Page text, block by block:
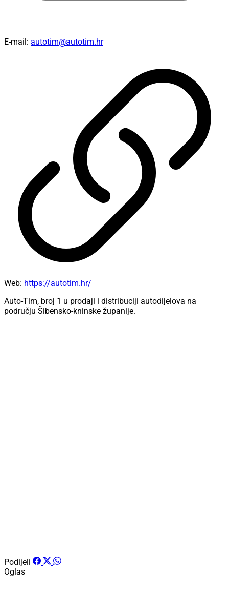
E-mail: autotim@autotim.hr
Web: https://autotim.hr/
Auto-Tim, broj 1 u prodaji i distribuciji autodijelova na
području Šibensko-kninske županije.
Podijeli
Oglas